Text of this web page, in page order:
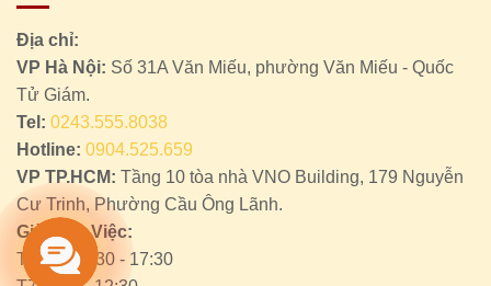
LIÊN HỆ
Địa chỉ:
VP Hà Nội:Số 31A Văn Miếu, phường Văn Miếu - Quốc
Tử Giám.
Tel: 0243.555.8038
Hotline:
0904.525.659
VP TP.HCM:Tầng 10 tòa nhà VNO Building, 179 Nguyễn
Cư Trinh, Phường Cầu Ông Lãnh.